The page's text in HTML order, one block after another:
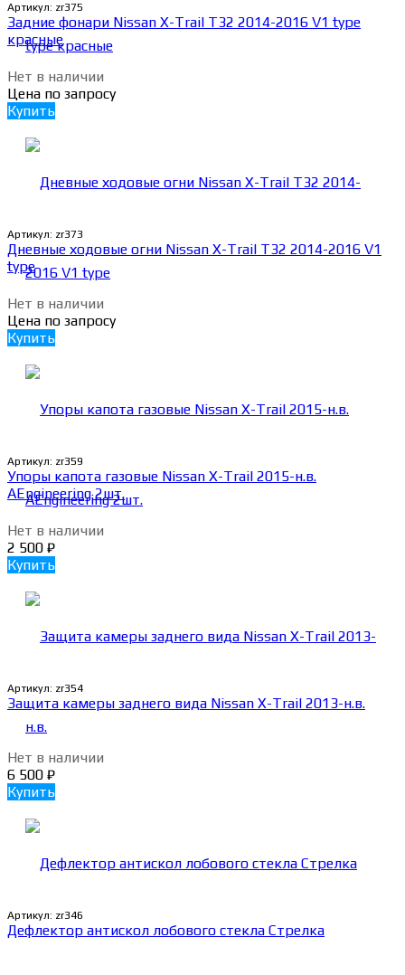
Артикул: zr375
Задние фонари Nissan X-Trail Т32 2014-2016 V1 type
красные
Нет в наличии
Цена по запросу
Купить
Артикул: zr373
Дневные ходовые огни Nissan X-Trail T32 2014-2016 V1
type
Нет в наличии
Цена по запросу
Купить
Артикул: zr359
Упоры капота газовые Nissan X-Trail 2015-н.в.
AEngineering 2шт.
Нет в наличии
2 500 ₽
Купить
Артикул: zr354
Защита камеры заднего вида Nissan X-Trail 2013-н.в.
Нет в наличии
6 500 ₽
Купить
Артикул: zr346
Дефлектор антискол лобового стекла Стрелка